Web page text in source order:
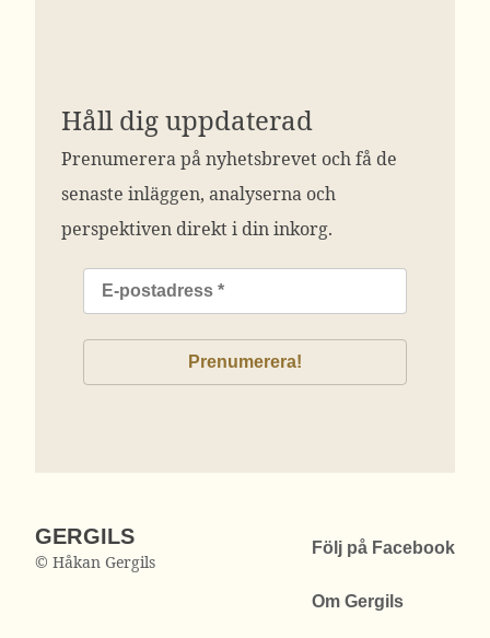
Håll dig uppdaterad
Prenumerera på nyhetsbrevet och få de
senaste inläggen, analyserna och
perspektiven direkt i din inkorg.
GERGILS
© Håkan Gergils
Följ på Facebook
Om Gergils